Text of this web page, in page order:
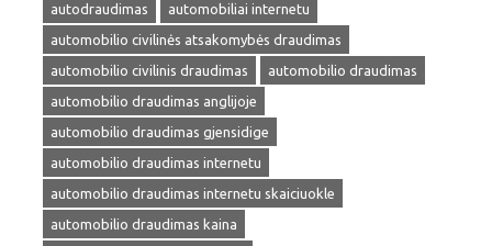
autodraudimas
automobiliai internetu
automobilio civilinės atsakomybės draudimas
automobilio civilinis draudimas
automobilio draudimas
automobilio draudimas anglijoje
automobilio draudimas gjensidige
automobilio draudimas internetu
automobilio draudimas internetu skaiciuokle
automobilio draudimas kaina